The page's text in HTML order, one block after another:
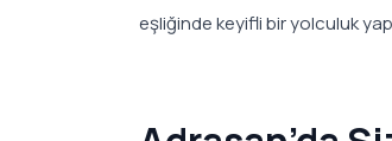
eşliğinde keyifli bir yolculuk